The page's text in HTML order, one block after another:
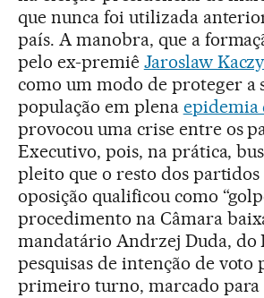
que nunca foi utilizada
país. A manobra, que a
pelo ex-premiê Jaroslaw
como um modo de proteger a
população em plena epidemia
provocou uma crise entre os
Executivo, pois, na prática,
pleito que o resto dos
oposição qualificou como
procedimento na Câmara
mandatário Andrzej Duda, do
pesquisas de intenção de voto
primeiro turno, marcado para